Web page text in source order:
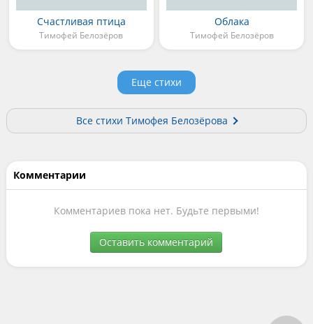
Счастливая птица
Тимофей Белозёров
Облака
Тимофей Белозёров
Еще стихи
Все стихи Тимофея Белозёрова
Комментарии
Комментариев пока нет. Будьте первыми!
Оставить комментарий